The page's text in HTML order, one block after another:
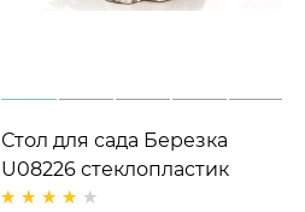
Стол для сада Березка
U08226 стеклопластик
h=80 см